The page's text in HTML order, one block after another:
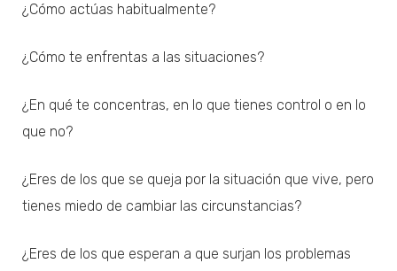
¿Cómo actúas habitualmente?
¿Cómo te enfrentas a las situaciones?
¿En qué te concentras, en lo que tienes control o en lo
que no?
¿Eres de los que se queja por la situación que vive, pero
tienes miedo de cambiar las circunstancias?
¿Eres de los que esperan a que surjan los problemas